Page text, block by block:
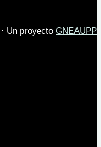
Un proyecto GNEAUPP